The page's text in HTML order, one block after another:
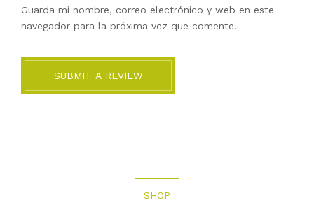
Guarda mi nombre, correo electrónico y web en este
navegador para la próxima vez que comente.
SUBMIT A REVIEW
SHOP